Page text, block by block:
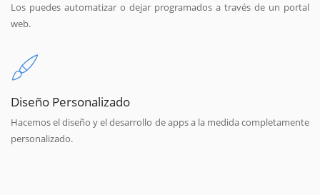
Los puedes automatizar o dejar programados a través de un portal
web.
Diseño Personalizado
Hacemos el diseño y el desarrollo de apps a la medida completamente
personalizado.